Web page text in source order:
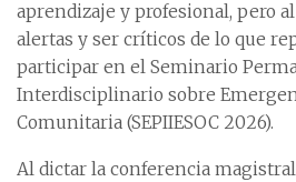
aprendizaje y profesional, pero
alertas y ser críticos de lo que
participar en el Seminario
Interdisciplinario sobre
Comunitaria (SEPIIESOC 2026).
Al dictar la conferencia